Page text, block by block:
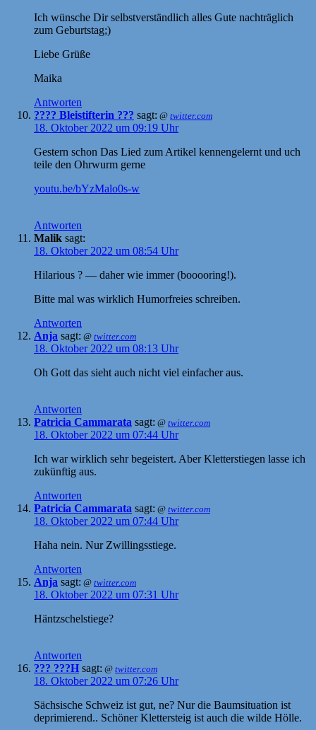
Ich wünsche Dir selbstverständlich alles Gute nachträglich
zum Geburtstag;)
Liebe Grüße
Maika
Antworten
???? Bleistifterin ??? sagt: @ twitter.com
18. Oktober 2022 um 09:19 Uhr
Gestern schon Das Lied zum Artikel kennengelernt und uch
teile den Ohrwurm gerne
youtu.be/bYzMalo0s-w
Antworten
Malik sagt:
18. Oktober 2022 um 08:54 Uhr
Hilarious ? — daher wie immer (booooring!).
Bitte mal was wirklich Humorfreies schreiben.
Antworten
Anja sagt: @ twitter.com
18. Oktober 2022 um 08:13 Uhr
Oh Gott das sieht auch nicht viel einfacher aus.
Antworten
Patricia Cammarata sagt: @ twitter.com
18. Oktober 2022 um 07:44 Uhr
Ich war wirklich sehr begeistert. Aber Kletterstiegen lasse ich
zukünftig aus.
Antworten
Patricia Cammarata sagt: @ twitter.com
18. Oktober 2022 um 07:44 Uhr
Haha nein. Nur Zwillingsstiege.
Antworten
Anja sagt: @ twitter.com
18. Oktober 2022 um 07:31 Uhr
Häntzschelstiege?
Antworten
??? ???H sagt: @ twitter.com
18. Oktober 2022 um 07:26 Uhr
Sächsische Schweiz ist gut, ne? Nur die Baumsituation ist
deprimierend.. Schöner Klettersteig ist auch die wilde Hölle.